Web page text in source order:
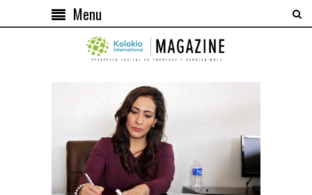
Menu